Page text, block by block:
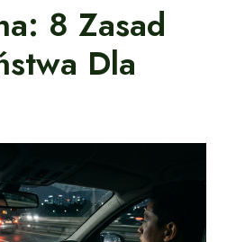
8 Zasad
Dla